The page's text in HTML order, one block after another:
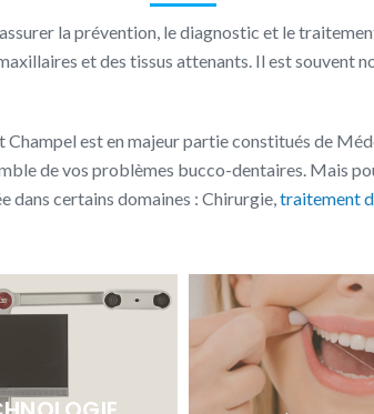
la prévention, le diagnostic et le
et des tissus attenants. Il est souvent
Champel est en majeur partie constitués de
de vos problèmes bucco-dentaires. Mais
dans certains domaines : Chirurgie,traitement